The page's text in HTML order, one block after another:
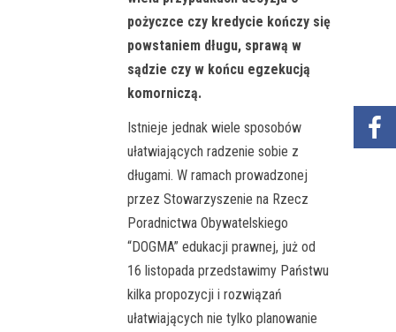
pożyczce czy kredycie kończy się
powstaniem długu, sprawą w
sądzie czy w końcu egzekucją
komorniczą.
Istnieje jednak wiele sposobów
ułatwiających radzenie sobie z
długami. W ramach prowadzonej
przez Stowarzyszenie na Rzecz
Poradnictwa Obywatelskiego
“DOGMA” edukacji prawnej, już od
16 listopada przedstawimy Państwu
kilka propozycji i rozwiązań
ułatwiających nie tylko planowanie